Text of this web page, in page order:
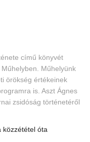
című könyvét
Műhelyünk
örökség értékeinek
is. Aszt Ágnes
zsidóság történetéről
közzététel óta